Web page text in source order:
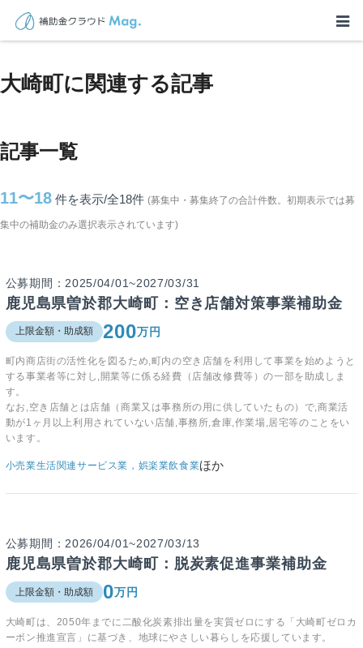
TOP > 補助金・助成金詳細>鹿児島県
大崎町に関連する記事
記事一覧
11〜18 件を表示/全18件 (募集中・募集終了の合計件数。初期表示では募
集中の補助金のみ選択表示されています)
公募期間：2025/04/01~2027/03/31
鹿児島県曽於郡大崎町：空き店舗対策事業補助金
上限金額・助成額 200万円
町内商店街の活性化を図るため,町内の空き店舗を利用して事業を始めようと
する事業者等に対し,開業等に係る経費（店舗改修費等）の一部を助成しま
す。
なお,空き店舗とは店舗（商業又は事務所の用に供していたもの）で,商業活
動が1ヶ月以上利用されていない店舗,事務所,倉庫,作業場,居宅等のことをい
います。
小売業生活関連サービス業，娯楽業飲食業ほか
公募期間：2026/04/01~2027/03/13
鹿児島県曽於郡大崎町：脱炭素促進事業補助金
上限金額・助成額 0万円
大崎町は、2050年までに二酸化炭素排出量を実質ゼロにする「大崎町ゼロカ
ーボン推進宣言」に基づき、地球にやさしい暮らしを応援しています。